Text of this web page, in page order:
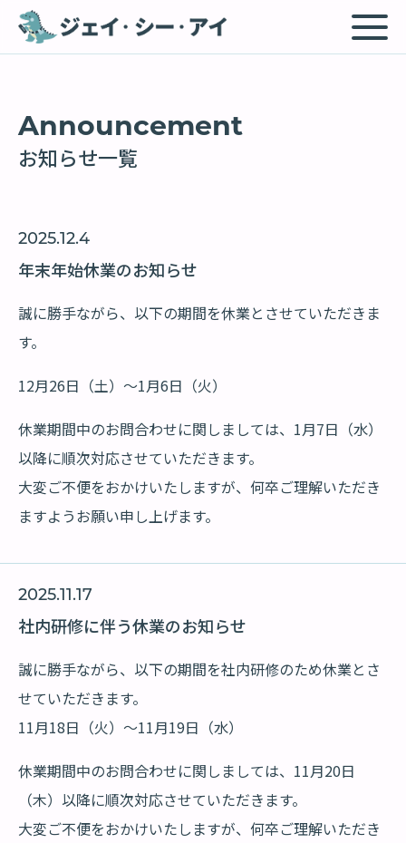
Announcement
お知らせ一覧
年末年始休業のお知らせ
2025.12.4
誠に勝手ながら、以下の期間を休業とさせていただきま
す。
12月26日（土）～1月6日（火）
休業期間中のお問合わせに関しましては、1月7日（水）
以降に順次対応させていただきます。
大変ご不便をおかけいたしますが、何卒ご理解いただき
ますようお願い申し上げます。
社内研修に伴う休業のお知らせ
2025.11.17
誠に勝手ながら、以下の期間を社内研修のため休業とさ
せていただきます。
11月18日（火）～11月19日（水）
休業期間中のお問合わせに関しましては、11月20日
（木）以降に順次対応させていただきます。
大変ご不便をおかけいたしますが、何卒ご理解いただき